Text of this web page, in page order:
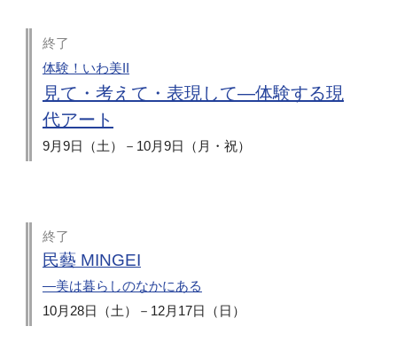
終了
体験！いわ美II
見て・考えて・表現して―体験する現
代アート
9月9日（土）－10月9日（月・祝）
終了
民藝 MINGEI
―美は暮らしのなかにある
10月28日（土）－12月17日（日）